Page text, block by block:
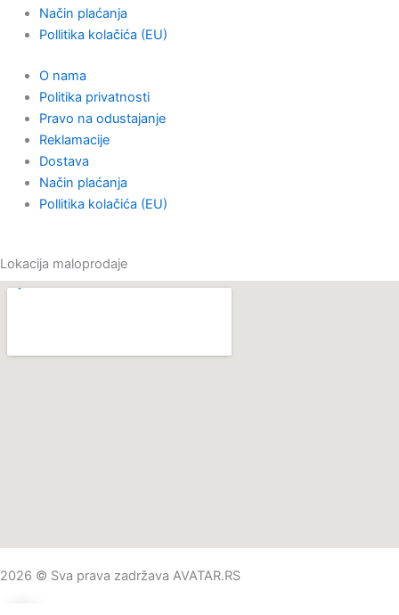
o
p
e
o
o
k
g
r
a
m
k
Način plaćanja
Pollitika kolačića (EU)
O nama
Politika privatnosti
Pravo na odustajanje
Reklamacije
Dostava
Način plaćanja
Pollitika kolačića (EU)
Lokacija maloprodaje
2026 © Sva prava zadržava AVATAR.RS